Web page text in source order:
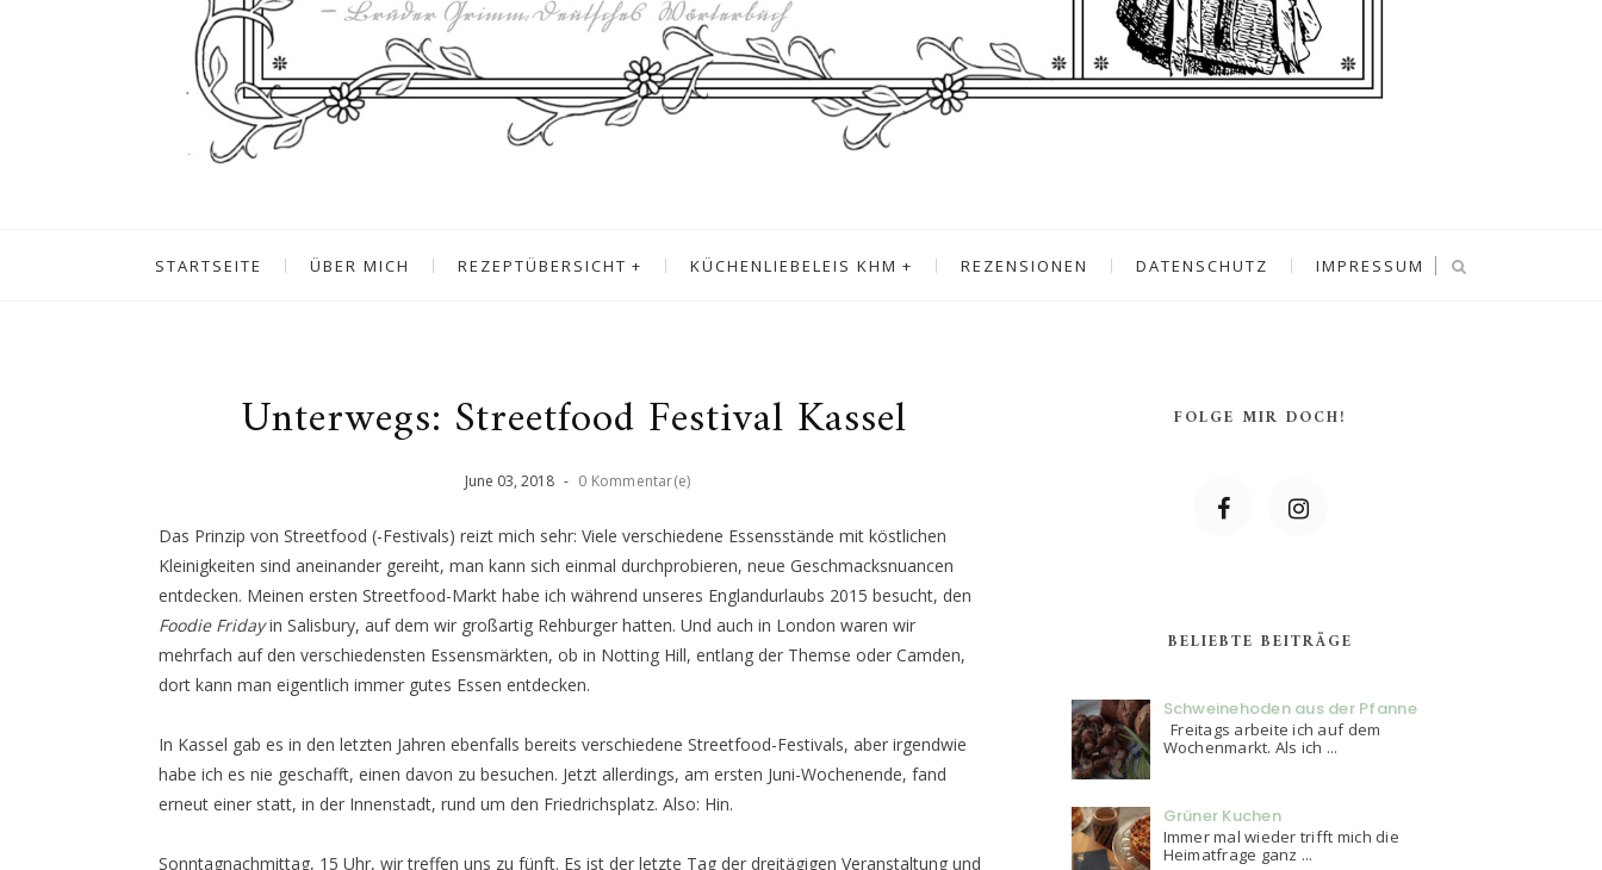
STARTSEITE ÜBER MICH REZEPTÜBERSICHT KÜCHENLIEBELEIS KHM REZENSIONEN DATENSCHUTZ IMPRESSUM
Unterwegs: Streetfood Festival Kassel
June 03,2018 - 0 Kommentar(e)
Das Prinzip von Streetfood (-Festivals) reizt mich sehr: Viele verschiedene Essensstände mit köstlichen
Kleinigkeiten sind aneinander gereiht, man kann sich einmal durchprobieren, neue Geschmacksnuancen
entdecken. Meinen ersten Streetfood-Markt habe ich während unseres Englandurlaubs 2015 besucht, den
Foodie Fridayin Salisbury, auf dem wir großartig Rehburger hatten. Und auch in London waren wir
mehrfach auf den verschiedensten Essensmärkten, ob in Notting Hill, entlang der Themse oder Camden,
dort kann man eigentlich immer gutes Essen entdecken.
In Kassel gab es in den letzten Jahren ebenfalls bereits verschiedene Streetfood-Festivals, aber irgendwie
habe ich es nie geschafft, einen davon zu besuchen. Jetzt allerdings, am ersten Juni-Wochenende, fand
erneut einer statt, in der Innenstadt, rund um den Friedrichsplatz. Also: Hin.
Sonntagnachmittag, 15 Uhr, wir treffen uns zu fünft. Es ist der letzte Tag der dreitägigen Veranstaltung und
FOLGE MIR DOCH!
BELIEBTE BEITRÄGE
Schweinehoden aus der Pfanne
Freitags arbeite ich auf dem
Wochenmarkt. Als ich ...
Grüner Kuchen
Immer mal wieder trifft mich die
Heimatfrage ganz ...